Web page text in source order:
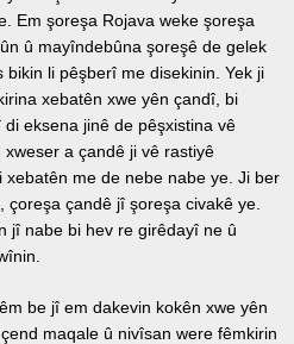
Em şoreşa Rojava weke şoreşa
û mayîndebûna şoreşê de gelek
li pêşberî me disekinin. Yek ji
xebatên xwe yên çandî, bi
eksena jinê de pêşxistina vê
a çandê ji vê rastiyê
me de nebe nabe ye. Ji ber
çandê jî şoreşa civakê ye.
jî nabe bi hev re girêdayî ne û
be jî em dakevin kokên xwe yên
maqale û nivîsan were fêmkirin